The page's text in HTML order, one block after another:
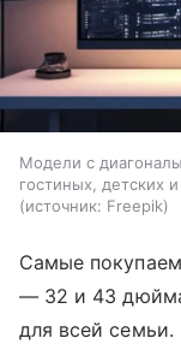
Модели с
гостиных, детских
источник: Freepik
Самые
— 32 и 43 дюйма
для всей